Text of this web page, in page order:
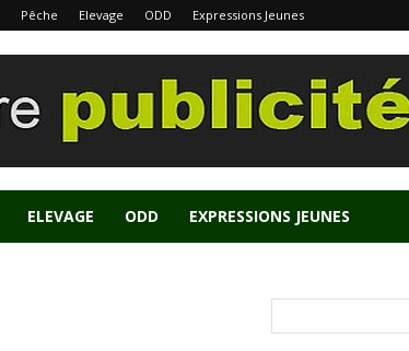
Pêche Elevage ODD Expressions Jeunes
ELEVAGE ODD EXPRESSIONS JEUNES